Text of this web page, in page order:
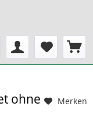
Merken
ohne